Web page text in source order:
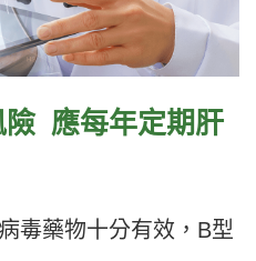
險 應每年定期肝
毒藥物十分有效，B型